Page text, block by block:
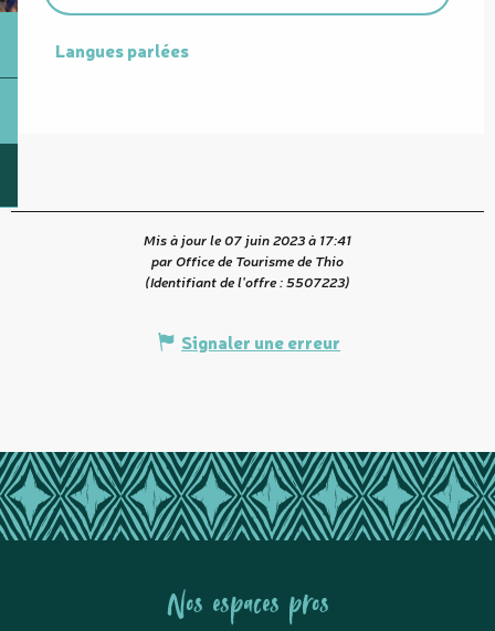
Langues parlées
Langues parlées
Mis à jour le 07 juin 2023 à 17:41
par Office de Tourisme de Thio
(Identifiant de l'offre :5507223)
Signaler une erreur
Nos espaces pros